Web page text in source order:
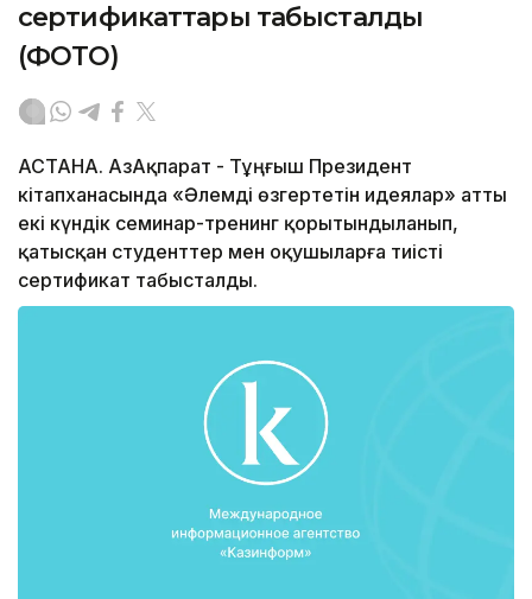
сертификаттары табысталды
(ФОТО)
АСТАНА. ҚАзАқпарат - Тұңғыш Президент
кітапханасында «Әлемді өзгертетін идеялар» атты
екі күндік семинар-тренинг қорытындыланып,
қатысқан студенттер мен оқушыларға тиісті
сертификат табысталды.